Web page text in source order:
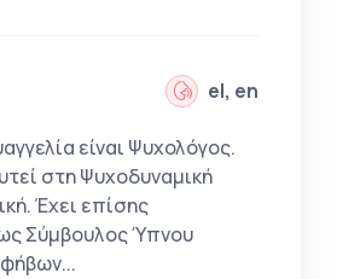
el, en
είναι Ψυχολόγος.
στη Ψυχοδυναμική
Έχει επίσης
Σύμβουλος Ύπνου